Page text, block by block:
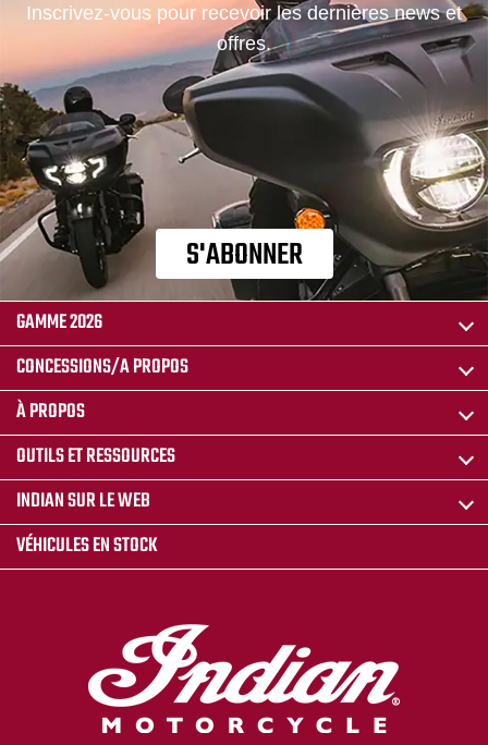
Inscrivez-vous pour recevoir les dernières news et
offres.
S'ABONNER
GAMME 2026
CONCESSIONS/A PROPOS
À PROPOS
OUTILS ET RESSOURCES
INDIAN SUR LE WEB
VÉHICULES EN STOCK